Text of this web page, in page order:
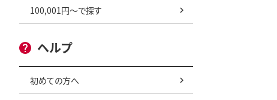
100,001円～で探す
ヘルプ
初めての方へ